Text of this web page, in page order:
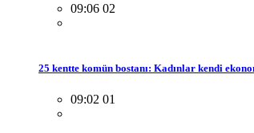
09:06 02
25 kentte komün bostanı: Kadınlar kendi
09:02 01